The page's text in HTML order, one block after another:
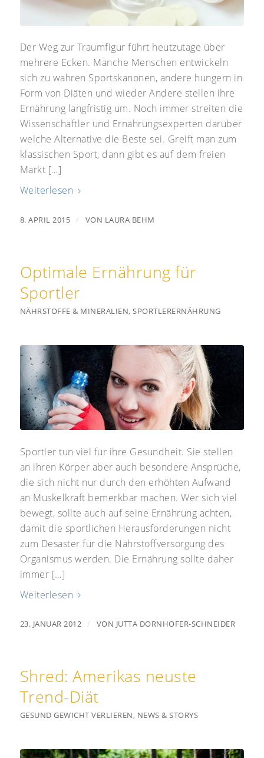
Der Weg zur Traumfigur führt heutzutage über
mehrere Ecken. Manche Menschen entwickeln
sich zu wahren Sportskanonen, andere hungern in
Form von Diäten und wieder Andere stellen ihre
Ernährung langfristig um. Noch immer streiten die
Wissenschaftler und Ernährungsexperten darüber
welche Alternative die Beste sei. Greift man zum
klassischen Sport, dann gibt es auf dem freien
Markt […]
Weiterlesen
8. APRIL 2015 / VON LAURA BEHM
Optimale Ernährung für
Sportler
NÄHRSTOFFE & MINERALIEN, SPORTLERERNÄHRUNG
Sportler tun viel für ihre Gesundheit. Sie stellen
an ihren Körper aber auch besondere Ansprüche,
die sich nicht nur durch den erhöhten Aufwand
an Muskelkraft bemerkbar machen. Wer sich viel
bewegt, sollte auch auf seine Ernährung achten,
damit die sportlichen Herausforderungen nicht
zum Desaster für die Nährstoffversorgung des
Organismus werden. Die Ernährung sollte daher
immer […]
Weiterlesen
23. JANUAR 2012 / VON JUTTA DORNHOFER-SCHNEIDER
Shred: Amerikas neuste
Trend-Diät
GESUND GEWICHT VERLIEREN, NEWS & STORYS